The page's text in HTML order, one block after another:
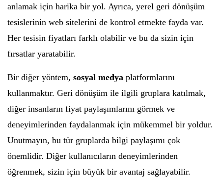
anlamak için harika bir yol. Ayrıca, yerel geri dönüşüm
tesislerinin web sitelerini de kontrol etmekte fayda var.
Her tesisin fiyatları farklı olabilir ve bu da sizin için
fırsatlar yaratabilir.
Bir diğer yöntem, sosyal medya platformlarını
kullanmaktır. Geri dönüşüm ile ilgili gruplara katılmak,
diğer insanların fiyat paylaşımlarını görmek ve
deneyimlerinden faydalanmak için mükemmel bir yoldur.
Unutmayın, bu tür gruplarda bilgi paylaşımı çok
önemlidir. Diğer kullanıcıların deneyimlerinden
öğrenmek, sizin için büyük bir avantaj sağlayabilir.